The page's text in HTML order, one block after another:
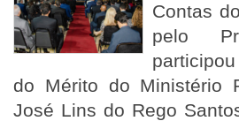
Contas
pelo
do Mérito do Ministério
José Lins do Rego